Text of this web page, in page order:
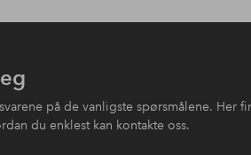
på de vanligste spørsmålene. Her
du enklest kan kontakte oss.